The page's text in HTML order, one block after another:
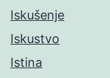
Iskušenje
Iskustvo
Istina